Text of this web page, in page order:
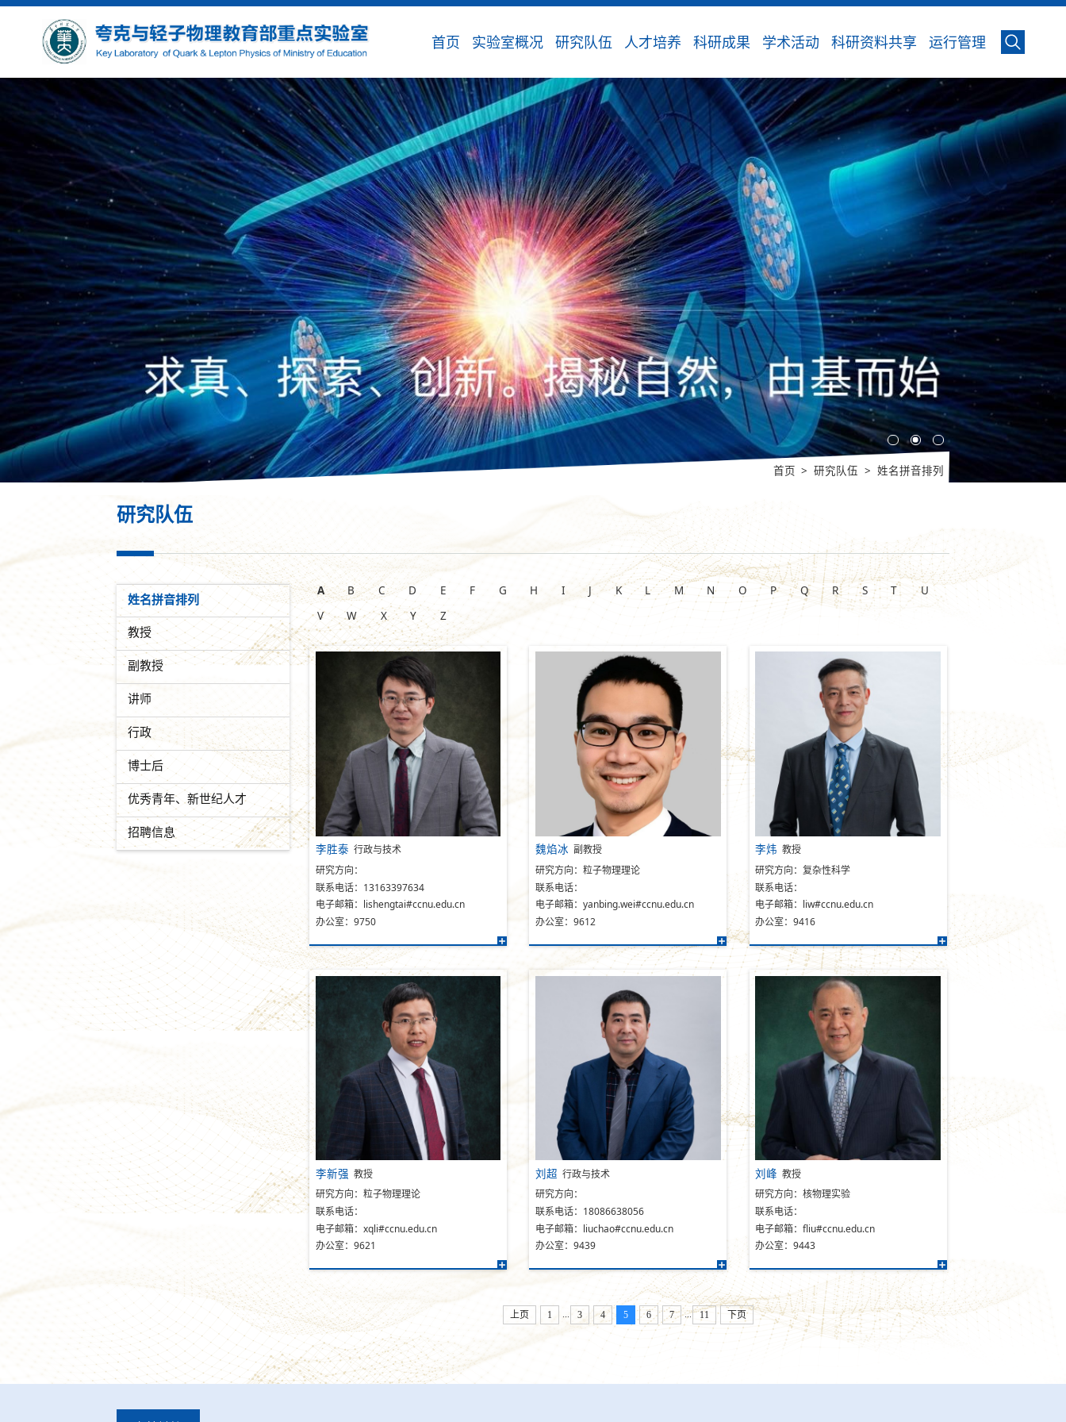
首页 实验室概况 研究队伍 人才培养 科研成果 学术活动 科研资料共享 运行管理
首页 > 研究队伍 > 姓名拼音排列
研究队伍
姓名拼音排列
教授
副教授
讲师
行政
博士后
优秀青年、新世纪人才
招聘信息
A B C D E F G H I J K L M N O P Q R S T
U
V
W X Y Z
李胜泰 行政与技术
研究方向：
联系电话：13163397634
电子邮箱：lishengtai#ccnu.edu.cn
办公室：9750
魏焰冰 副教授
研究方向：粒子物理理论
联系电话：
电子邮箱：yanbing.wei#ccnu.edu.cn
办公室：9612
李炜 教授
研究方向：复杂性科学
联系电话：
电子邮箱：liw#ccnu.edu.cn
办公室：9416
李新强 教授
研究方向：粒子物理理论
联系电话：
电子邮箱：xqli#ccnu.edu.cn
办公室：9621
刘超 行政与技术
研究方向：
联系电话：18086638056
电子邮箱：liuchao#ccnu.edu.cn
办公室：9439
刘峰 教授
研究方向：核物理实验
联系电话：
电子邮箱：fliu#ccnu.edu.cn
办公室：9443
上页 1 ... 3 4 5 6 7 ... 11 下页